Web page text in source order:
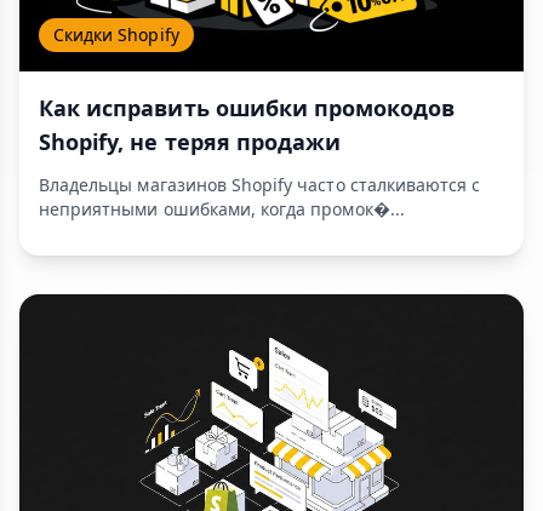
Скидки Shopify
Как исправить ошибки промокодов
Shopify, не теряя продажи
Владельцы магазинов Shopify часто сталкиваются с
неприятными ошибками, когда промок�...